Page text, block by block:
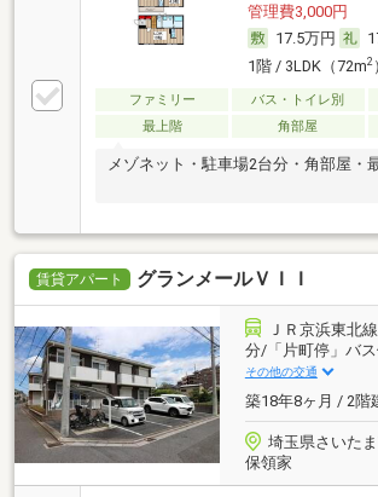
管理費3,000円
17.5万円
1階 / 3LDK（72m2
ファミリー バス・トイレ別
最上階
角部屋
メゾネット・駐車場2台分・角部屋・
賃貸アパート グランメールＶＩＩ
ＪＲ京浜東北
分/「片町停」バ
その他の交通
築18年8ヶ月 / 2階
埼玉県さいた
保領家